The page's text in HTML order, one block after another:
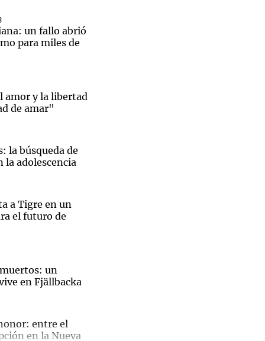
un fallo abrió
para miles de
amor y la libertad
de amar"
la búsqueda de
la adolescencia
a Tigre en un
el futuro de
un
en Fjällbacka
entre el
en la Nueva